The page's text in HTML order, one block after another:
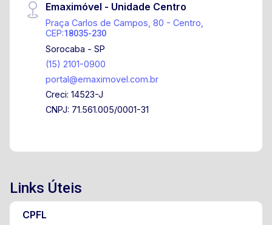
Emaximóvel - Unidade Centro
Praça Carlos de Campos, 80 - Centro,
CEP:18035-230
Sorocaba - SP
(15) 2101-0900
portal@emaximovel.com.br
Creci: 14523-J
CNPJ: 71.561.005/0001-31
Links Úteis
CPFL